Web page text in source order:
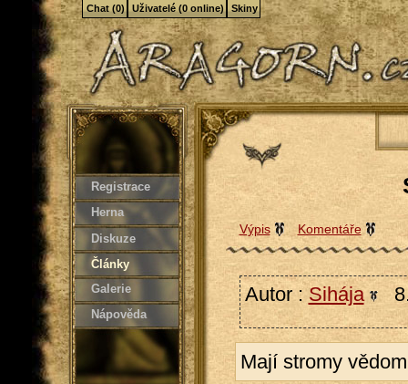
Registrace
Herna
Diskuze
Články
Galerie
Nápověda
Výpis Komentáře
Autor : Sihája 8.
Mají stromy
Chat (0) Uživatelé (0 online) Skiny